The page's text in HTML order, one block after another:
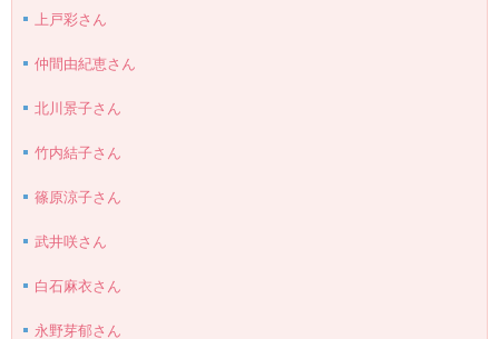
上戸彩さん
仲間由紀恵さん
北川景子さん
竹内結子さん
篠原涼子さん
武井咲さん
白石麻衣さん
永野芽郁さん